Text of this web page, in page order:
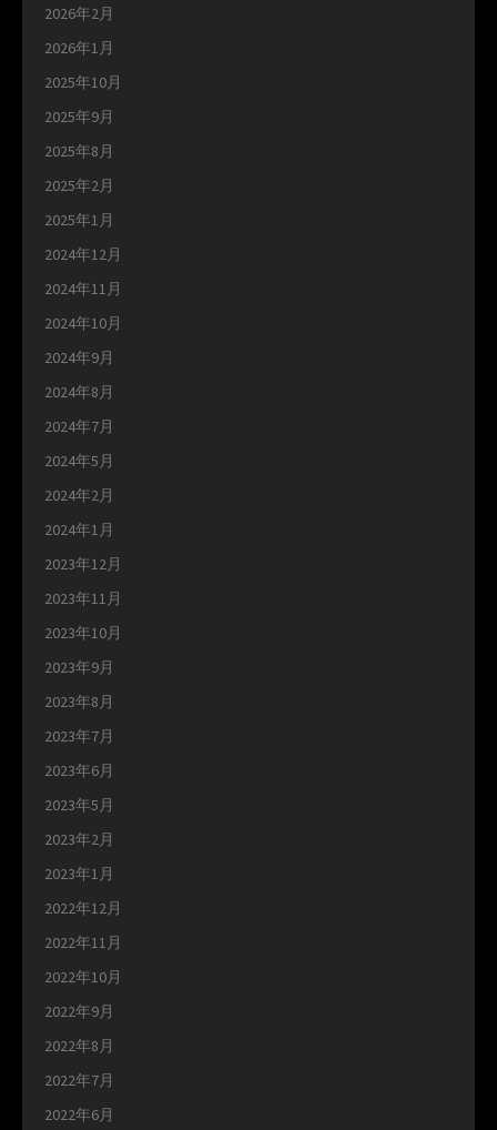
2026年2月
2026年1月
2025年10月
2025年9月
2025年8月
2025年2月
2025年1月
2024年12月
2024年11月
2024年10月
2024年9月
2024年8月
2024年7月
2024年5月
2024年2月
2024年1月
2023年12月
2023年11月
2023年10月
2023年9月
2023年8月
2023年7月
2023年6月
2023年5月
2023年2月
2023年1月
2022年12月
2022年11月
2022年10月
2022年9月
2022年8月
2022年7月
2022年6月